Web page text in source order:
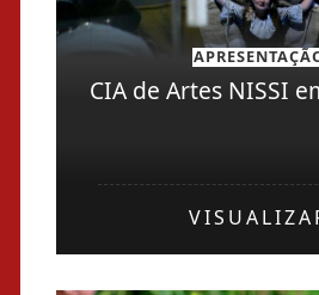
CIA de Artes NISSI